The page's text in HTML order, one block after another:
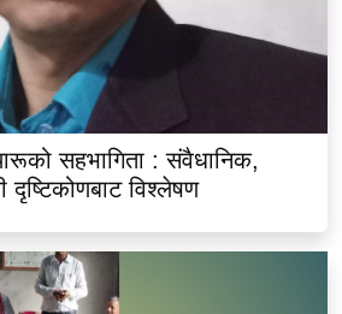
सहभागिता : संवैधानिक,
दृष्टिकोणबाट विश्लेषण